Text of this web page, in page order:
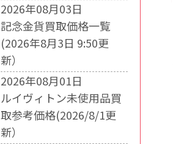
2026年08月03日
記念金貨買取価格一覧
(2026年8月3日 9:50更
新）
2026年08月01日
ルイヴィトン未使用品買
取参考価格(2026/8/1更
新）